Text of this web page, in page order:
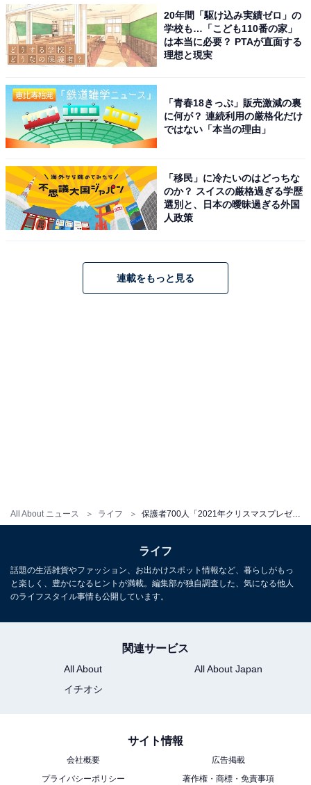
All About ニュース ライフ
・
小学生の保護者503人に聞いた教育の悩みを相談したい
著名人ランキング！ 2位「林修」、1位は？
・
小学生に人気のYouTuberランキング！ 3連覇中の
『HikakinTV』を抑えた1位は？
・
小学生のとき嫌いだった給食ランキング！ 定番の「牛
・
小学生が「一番あこがれているスポーツ選手」ランキン
グ！ 3位「池江璃花子」、2位「大坂なおみ」、1位は？
20年間「駆け込み実績ゼロ」の
学校も…「こども110番の家」
は本当に必要？ PTAが直面する
理想と現実
「青春18きっぷ」販売激減の裏
に何が？ 連続利用の厳格化だけ
ではない「本当の理由」
「移民」に冷たいのはどっちな
のか？ スイスの厳格過ぎる学歴
選別と、日本の曖昧過ぎる外国
人政策
連載をもっと見る
ライフ
話題の生活雑貨やファッション、お出かけスポット情報など、暮らしがもっ
と楽しく、豊かになるヒントが満載。編集部が独自調査した、気になる他人
のライフスタイル事情も公開しています。
関連サービス
All About
All About Japan
イチオシ
サイト情報
会社概要
広告掲載
プライバシーポリシー
著作権・商標・免責事項